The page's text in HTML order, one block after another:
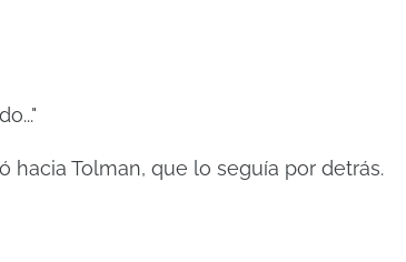
Tolman, que lo seguía por detrás.